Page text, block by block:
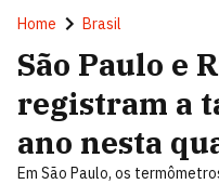
Home Brasil
São Paulo e
registram a
ano nesta
Em São Paulo, os